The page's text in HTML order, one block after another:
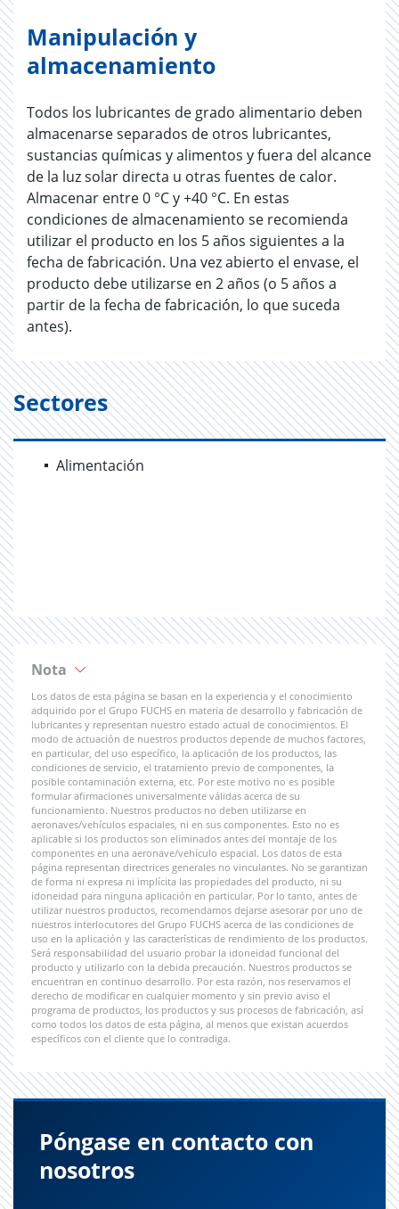
Manipulación y
almacenamiento
Todos los lubricantes de grado alimentario deben
almacenarse separados de otros lubricantes,
sustancias químicas y alimentos y fuera del alcance
de la luz solar directa u otras fuentes de calor.
Almacenar entre 0 °C y +40 °C. En estas
condiciones de almacenamiento se recomienda
utilizar el producto en los 5 años siguientes a la
fecha de fabricación. Una vez abierto el envase, el
producto debe utilizarse en 2 años (o 5 años a
partir de la fecha de fabricación, lo que suceda
antes).
Sectores
Alimentación
Nota
Los datos de esta página se basan en la experiencia y el conocimiento
adquirido por el Grupo FUCHS en materia de desarrollo y fabricación de
lubricantes y representan nuestro estado actual de conocimientos. El
modo de actuación de nuestros productos depende de muchos factores,
en particular, del uso específico, la aplicación de los productos, las
condiciones de servicio, el tratamiento previo de componentes, la
posible contaminación externa, etc. Por este motivo no es posible
formular afirmaciones universalmente válidas acerca de su
funcionamiento. Nuestros productos no deben utilizarse en
aeronaves/vehículos espaciales, ni en sus componentes. Esto no es
aplicable si los productos son eliminados antes del montaje de los
componentes en una aeronave/vehículo espacial. Los datos de esta
página representan directrices generales no vinculantes. No se garantizan
de forma ni expresa ni implícita las propiedades del producto, ni su
idoneidad para ninguna aplicación en particular. Por lo tanto, antes de
utilizar nuestros productos, recomendamos dejarse asesorar por uno de
nuestros interlocutores del Grupo FUCHS acerca de las condiciones de
uso en la aplicación y las características de rendimiento de los productos.
Será responsabilidad del usuario probar la idoneidad funcional del
producto y utilizarlo con la debida precaución. Nuestros productos se
encuentran en continuo desarrollo. Por esta razón, nos reservamos el
derecho de modificar en cualquier momento y sin previo aviso el
programa de productos, los productos y sus procesos de fabricación, así
como todos los datos de esta página, al menos que existan acuerdos
específicos con el cliente que lo contradiga.
Póngase en contacto con
nosotros